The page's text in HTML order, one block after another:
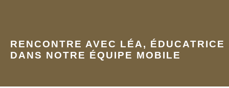
RENCONTRE AVEC LÉA, ÉDUCATRICE
DANS NOTRE ÉQUIPE MOBILE